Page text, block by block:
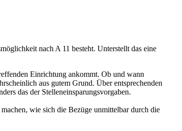
nach A 11 besteht. Unterstellt das eine
Einrichtung ankommt. Ob und wann
aus gutem Grund. Über entsprechenden
das der Stelleneinsparungsvorgaben.
wie sich die Bezüge unmittelbar durch die